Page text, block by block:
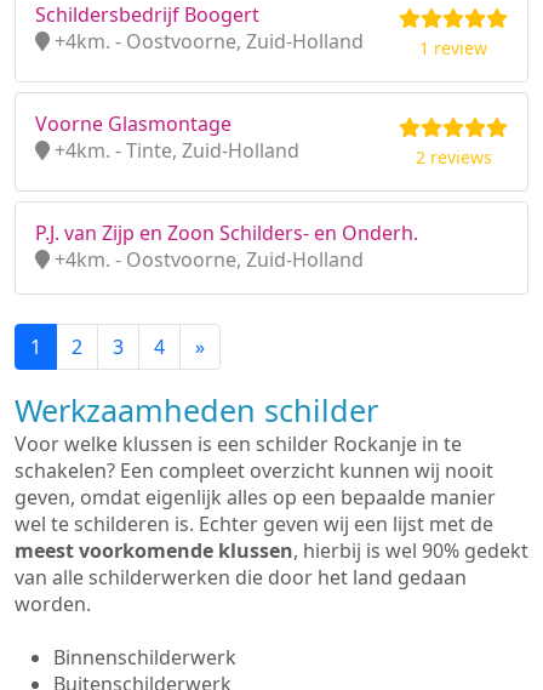
Schildersbedrijf Boogert
+4km. - Oostvoorne, Zuid-Holland
1 review
Voorne Glasmontage
+4km. - Tinte, Zuid-Holland
2 reviews
P.J. van Zijp en Zoon Schilders- en Onderh.
+4km. - Oostvoorne, Zuid-Holland
1 2 3 4 »
Werkzaamheden schilder
Voor welke klussen is een schilder Rockanje in te
schakelen? Een compleet overzicht kunnen wij nooit
geven, omdat eigenlijk alles op een bepaalde manier
wel te schilderen is. Echter geven wij een lijst met de
meest voorkomende klussen, hierbij is wel 90% gedekt
van alle schilderwerken die door het land gedaan
worden.
Binnenschilderwerk
Buitenschilderwerk